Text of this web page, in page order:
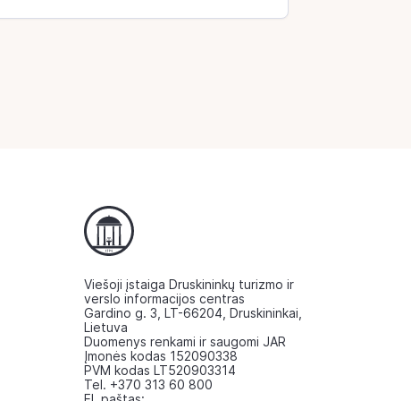
Viešoji įstaiga Druskininkų turizmo ir
verslo informacijos centras
Gardino g. 3, LT-66204, Druskininkai,
Lietuva
Duomenys renkami ir saugomi JAR
Įmonės kodas 152090338
PVM kodas LT520903314
Tel. +370 313 60 800